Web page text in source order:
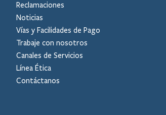
Reclamaciones
Noticias
Vías y Facilidades de Pago
Trabaje con nosotros
Canales de Servicios
Línea Ética
Contáctanos